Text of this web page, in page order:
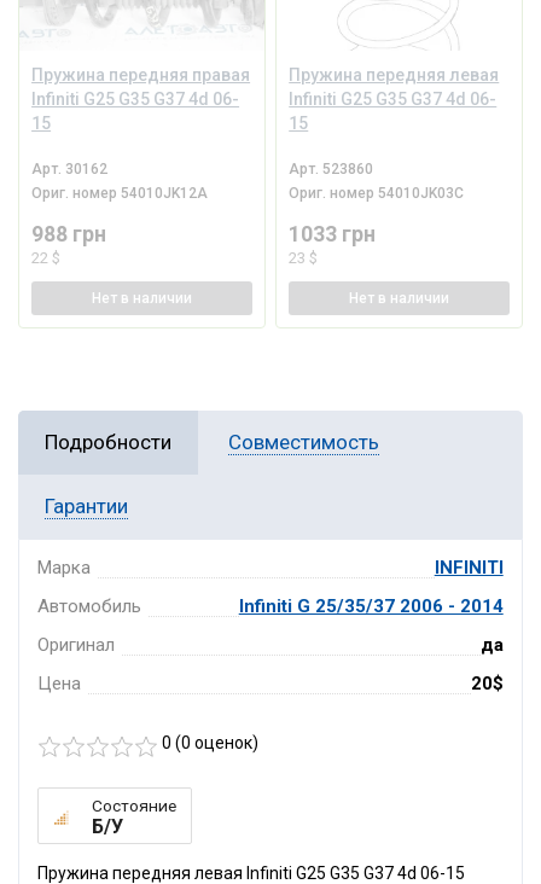
Пружина передняя правая
Infiniti G25 G35 G37 4d 06-
15
Арт. 30162
Ориг. номер 54010JK12A
988 грн
22 $
Нет в наличии
Пружина передняя левая
Infiniti G25 G35 G37 4d 06-
15
Арт. 523860
Ориг. номер 54010JK03C
1033 грн
23 $
Нет в наличии
Подробности Совместимость
Гарантии
Марка
INFINITI
Автомобиль
Infiniti G 25/35/37 2006 - 2014
Оригинал
да
Цена
20$
0 (0 оценок)
Состояние
Б/У
Пружина передняя левая Infiniti G25 G35 G37 4d 06-15